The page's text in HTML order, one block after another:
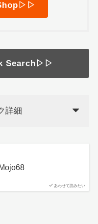
Search▷▷
詳細
あわせて読みたい